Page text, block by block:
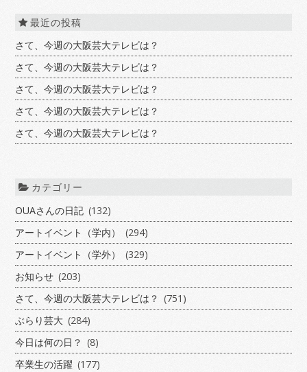
最近の投稿
さて、今週の大阪芸大テレビは？
さて、今週の大阪芸大テレビは？
さて、今週の大阪芸大テレビは？
さて、今週の大阪芸大テレビは？
さて、今週の大阪芸大テレビは？
カテゴリー
OUAさんの日記 (132)
アートイベント（学内）
(294)
アートイベント（学外）
(329)
お知らせ (203)
さて、今週の大阪芸大テレビは？ (751)
ぶらり芸大 (284)
今日は何の日？ (8)
卒業生の活躍 (177)